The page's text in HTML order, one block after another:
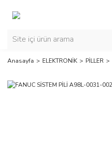
Anasayfa ELEKTRONİK PİLLER